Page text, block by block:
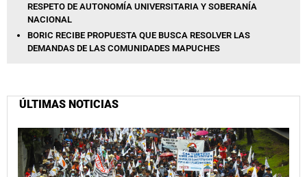
RESPETO DE AUTONOMÍA UNIVERSITARIA Y SOBERANÍA
NACIONAL
BORIC RECIBE PROPUESTA QUE BUSCA RESOLVER LAS
DEMANDAS DE LAS COMUNIDADES MAPUCHES
ÚLTIMAS NOTICIAS